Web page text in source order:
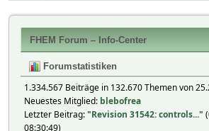
FHEM Forum – Info-Center
Forumstatistiken
1.334.567 Beiträge in 132.670 Themen von
Neuestes Mitglied: blebofrea
Letzter Beitrag:"Revision 31542: controls..."
08:30:49)